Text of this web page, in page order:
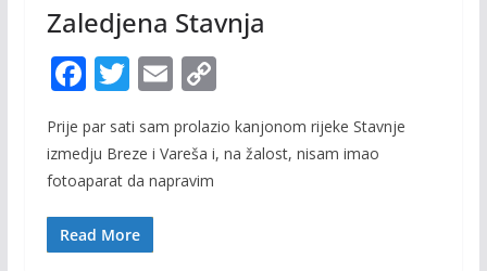
Zaledjena Stavnja
F
e
b
o
o
T
itt
er
E
m
ai
l
C
o
p
y
Prije par sati sam prolazio kanjonom rijeke Stavnje
izmedju Breze i Vareša i, na žalost, nisam imao
fotoaparat da napravim
Read More